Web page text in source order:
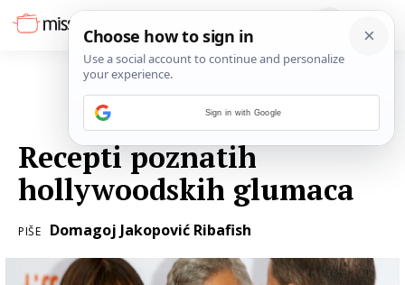
Recepti poznatih
hollywoodskih glumaca
PIŠE Domagoj Jakopović Ribafish
Sign in with Google